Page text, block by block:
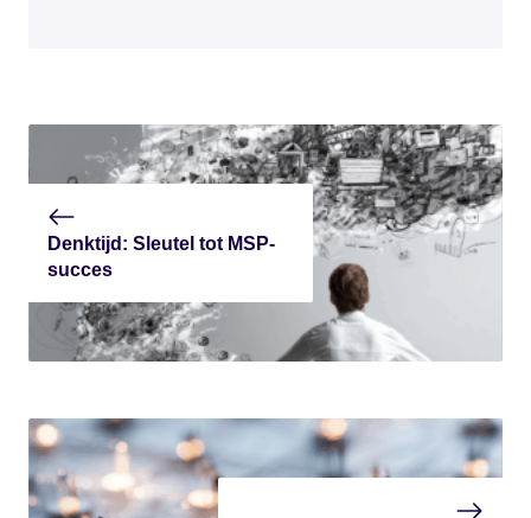
Denktijd: Sleutel tot MSP-
succes